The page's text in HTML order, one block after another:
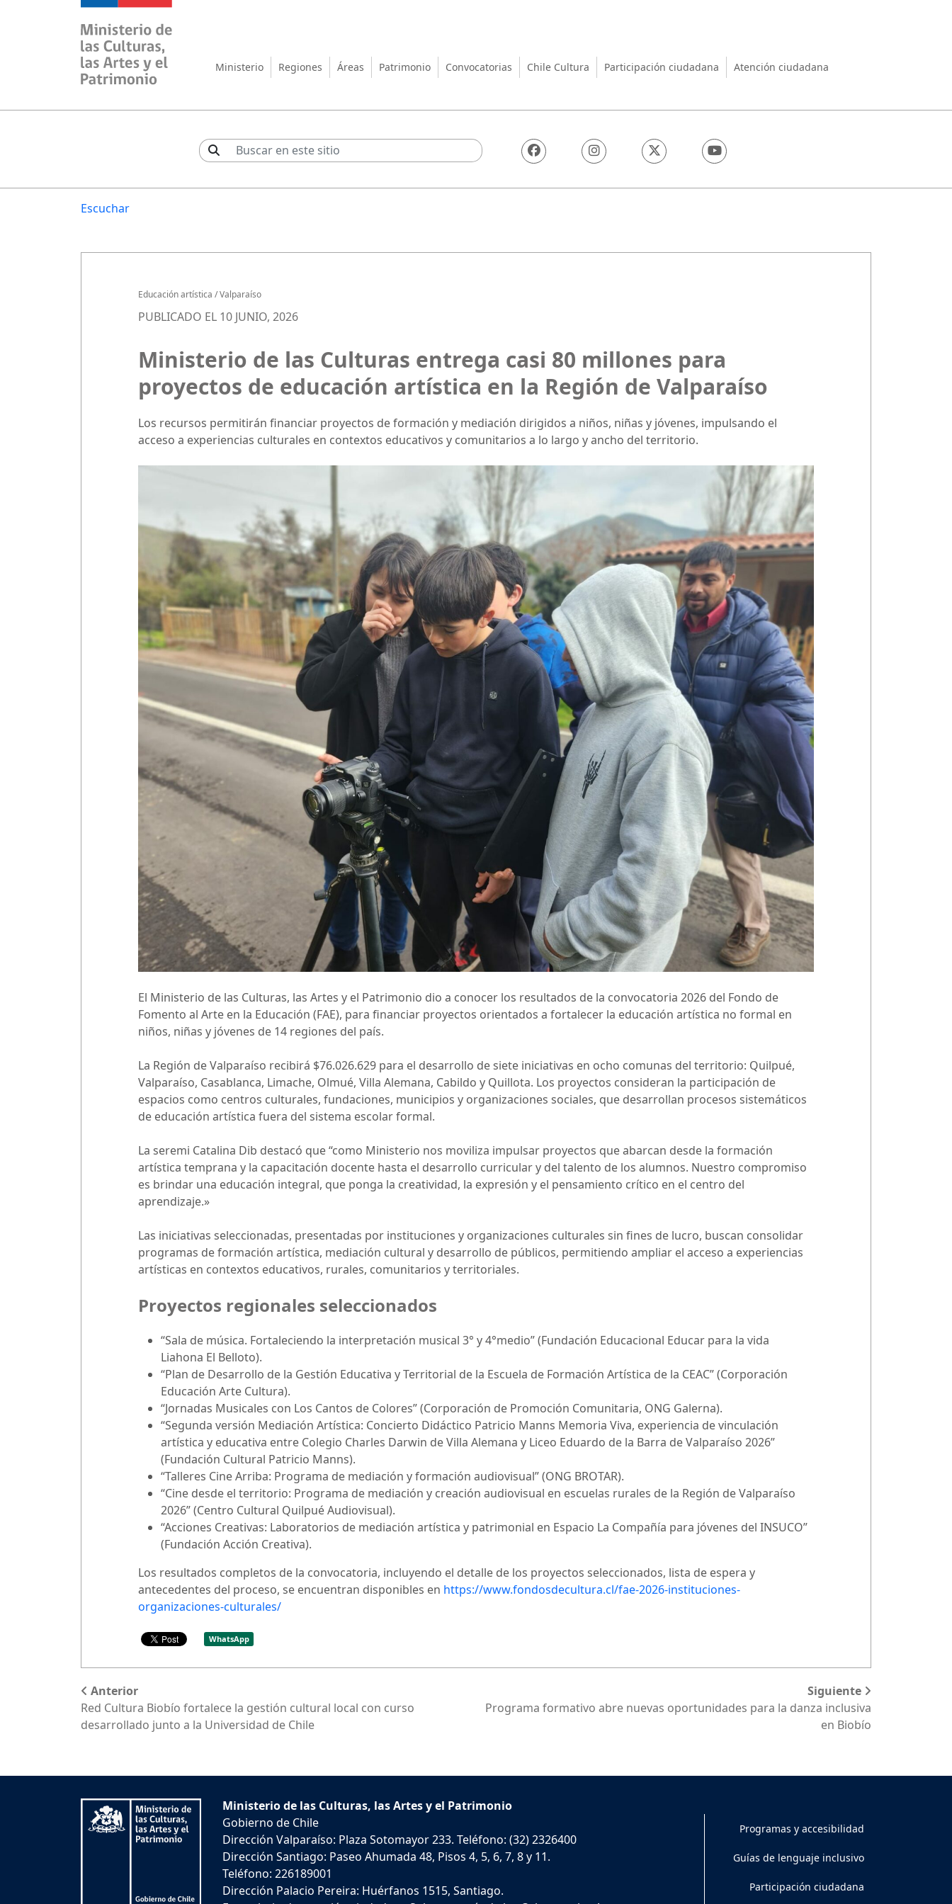
Ministerio de las Culturas, las Artes y el Patrimonio
Ministerio Regiones Áreas Patrimonio Convocatorias Chile Cultura Participación ciudadana Atención ciudadana
Escuchar
Educación artística /Valparaíso
PUBLICADO EL 10 JUNIO, 2026
Ministerio de las Culturas entrega casi 80 millones para
proyectos de educación artística en la Región de Valparaíso
Los recursos permitirán financiar proyectos de formación y mediación dirigidos a niños, niñas y jóvenes, impulsando el
acceso a experiencias culturales en contextos educativos y comunitarios a lo largo y ancho del territorio.
El Ministerio de las Culturas, las Artes y el Patrimonio dio a conocer los resultados de la convocatoria 2026 del Fondo de
Fomento al Arte en la Educación (FAE), para financiar proyectos orientados a fortalecer la educación artística no formal en
niños, niñas y jóvenes de 14 regiones del país.
La Región de Valparaíso recibirá $76.026.629 para el desarrollo de siete iniciativas en ocho comunas del territorio: Quilpué,
Valparaíso, Casablanca, Limache, Olmué, Villa Alemana, Cabildo y Quillota. Los proyectos consideran la participación de
espacios como centros culturales, fundaciones, municipios y organizaciones sociales, que desarrollan procesos sistemáticos
de educación artística fuera del sistema escolar formal.
La seremi Catalina Dib destacó que “como Ministerio nos moviliza impulsar proyectos que abarcan desde la formación
artística temprana y la capacitación docente hasta el desarrollo curricular y del talento de los alumnos. Nuestro compromiso
es brindar una educación integral, que ponga la creatividad, la expresión y el pensamiento crítico en el centro del
aprendizaje.»
Las iniciativas seleccionadas, presentadas por instituciones y organizaciones culturales sin fines de lucro, buscan consolidar
programas de formación artística, mediación cultural y desarrollo de públicos, permitiendo ampliar el acceso a experiencias
artísticas en contextos educativos, rurales, comunitarios y territoriales.
Proyectos regionales seleccionados
“Sala de música. Fortaleciendo la interpretación musical 3° y 4°medio” (Fundación Educacional Educar para la vida
Liahona El Belloto).
“Plan de Desarrollo de la Gestión Educativa y Territorial de la Escuela de Formación Artística de la CEAC” (Corporación
Educación Arte Cultura).
“Jornadas Musicales con Los Cantos de Colores” (Corporación de Promoción Comunitaria, ONG Galerna).
“Segunda versión Mediación Artística: Concierto Didáctico Patricio Manns Memoria Viva, experiencia de vinculación
artística y educativa entre Colegio Charles Darwin de Villa Alemana y Liceo Eduardo de la Barra de Valparaíso 2026”
(Fundación Cultural Patricio Manns).
“Talleres Cine Arriba: Programa de mediación y formación audiovisual” (ONG BROTAR).
“Cine desde el territorio: Programa de mediación y creación audiovisual en escuelas rurales de la Región de Valparaíso
2026” (Centro Cultural Quilpué Audiovisual).
“Acciones Creativas: Laboratorios de mediación artística y patrimonial en Espacio La Compañía para jóvenes del INSUCO”
(Fundación Acción Creativa).
Los resultados completos de la convocatoria, incluyendo el detalle de los proyectos seleccionados, lista de espera y
antecedentes del proceso, se encuentran disponibles en https://www.fondosdecultura.cl/fae-2026-instituciones-
organizaciones-culturales/
WhatsApp
Anterior
Red Cultura Biobío fortalece la gestión cultural local con curso
desarrollado junto a la Universidad de Chile
Siguiente
Programa formativo abre nuevas oportunidades para la danza inclusiva
en Biobío
Ministerio de las Culturas, las Artes y el Patrimonio
Gobierno de Chile
Dirección Valparaíso: Plaza Sotomayor 233. Teléfono: (32) 2326400
Dirección Santiago: Paseo Ahumada 48, Pisos 4, 5, 6, 7, 8 y 11.
Teléfono: 226189001
Dirección Palacio Pereira: Huérfanos 1515, Santiago.
Programas y accesibilidad
Guías de lenguaje inclusivo
Participación ciudadana